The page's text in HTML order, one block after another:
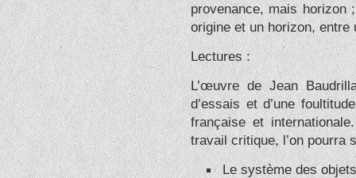
provenance, mais
origine et un horizon, entre
Lectures :
L’œuvre de Jean
d’essais et d’une
française et
travail critique, l’on pourra
Le système des